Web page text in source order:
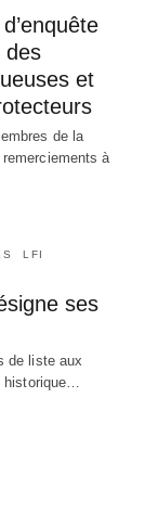
des
et
de la
à
LFI
ses
de liste aux